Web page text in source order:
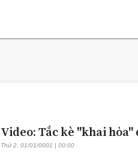
Video: Tắc kè "khai
Thứ 2, 01/01/0001 | 00:00